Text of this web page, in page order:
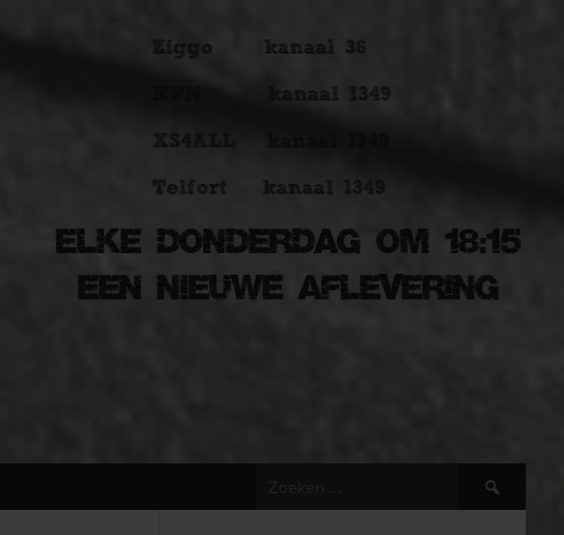
Zoeken
naar: